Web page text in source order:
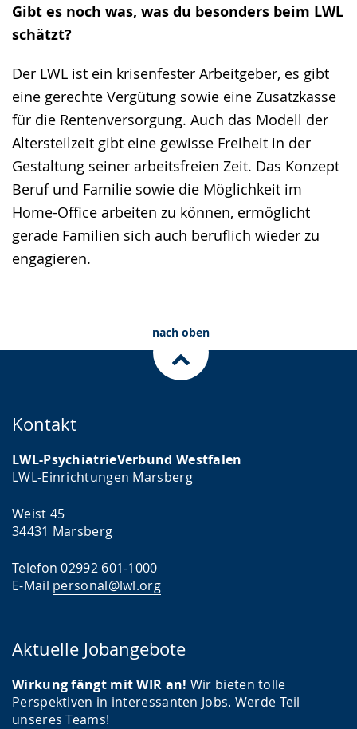
Gibt es noch was, was du besonders beim LWL
schätzt?
Der LWL ist ein krisenfester Arbeitgeber, es gibt
eine gerechte Vergütung sowie eine Zusatzkasse
für die Rentenversorgung. Auch das Modell der
Altersteilzeit gibt eine gewisse Freiheit in der
Gestaltung seiner arbeitsfreien Zeit. Das Konzept
Beruf und Familie sowie die Möglichkeit im
Home-Office arbeiten zu können, ermöglicht
gerade Familien sich auch beruflich wieder zu
engagieren.
nach oben
Kontakt
LWL-PsychiatrieVerbund Westfalen
LWL-Einrichtungen Marsberg
Weist 45
34431 Marsberg
Telefon 02992 601-1000
E-Mail personal@lwl.org
Aktuelle Jobangebote
Wirkung fängt mit WIR an! Wir bieten tolle
Perspektiven in interessanten Jobs. Werde Teil
unseres Teams!